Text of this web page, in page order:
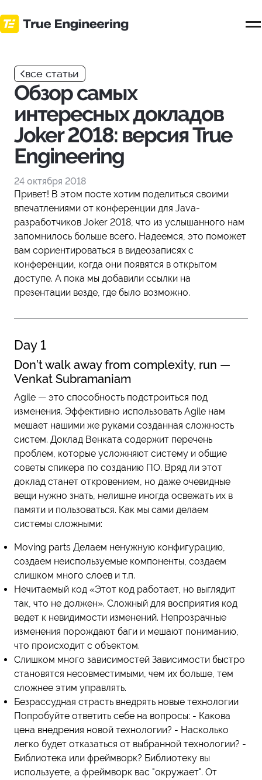
к
основному
все статьи
Обзор самых
интересных докладов
Joker 2018: версия True
Engineering
24 октября 2018
Привет! В этом посте хотим поделиться своими
впечатлениями от конференции для Java-
разработчиков Joker 2018, что из услышанного нам
запомнилось больше всего. Надеемся, это поможет
вам сориентироваться в видеозаписях с
конференции, когда они появятся в открытом
доступе. А пока мы добавили ссылки на
презентации везде, где было возможно.
Day 1
Don’t walk away from complexity, run —
Venkat Subramaniam
Agile — это способность подстроиться под
изменения. Эффективно использовать Agile нам
мешает нашими же руками созданная сложность
систем. Доклад Венката содержит перечень
проблем, которые усложняют систему и общие
советы спикера по созданию ПО. Вряд ли этот
доклад станет откровением, но даже очевидные
вещи нужно знать, нелишне иногда освежать их в
памяти и пользоваться. Как мы сами делаем
системы сложными:
Moving parts Делаем ненужную конфигурацию,
создаем неиспользуемые компоненты, создаем
слишком много слоев и т.п.
Нечитаемый код «Этот код работает, но выглядит
так, что не должен». Сложный для восприятия код
ведет к невидимости изменений. Непрозрачные
изменения порождают баги и мешают пониманию,
что происходит с объектом.
Слишком много зависимостей Зависимости быстро
становятся несовместимыми, чем их больше, тем
сложнее этим управлять.
Безрассудная страсть внедрять новые технологии
Попробуйте ответить себе на вопросы: - Какова
цена внедрения новой технологии? - Насколько
легко будет отказаться от выбранной технологии? -
Библиотека или фреймворк? Библиотеку вы
используете, а фреймворк вас "окружает". От